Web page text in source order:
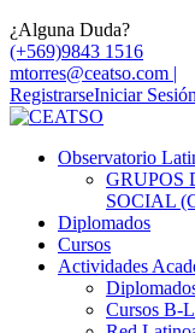
¿Alguna Duda?
(+569)9843 1516
mtorres@ceatso.com |
RegistrarseIniciar Sesión
Observatorio
GRUPOS
SOCIAL
Diplomados
Cursos
Actividades
Cursos B-